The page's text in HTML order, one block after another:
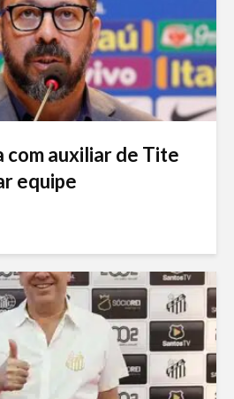
com auxiliar de Tite
equipe